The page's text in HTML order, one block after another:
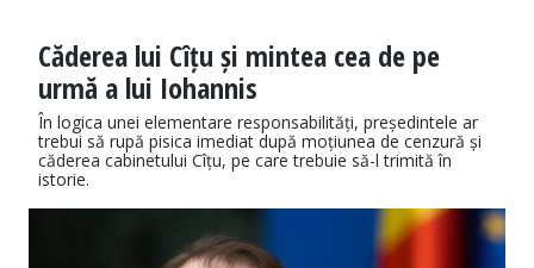
Căderea lui Cîțu și mintea cea de pe
urmă a lui Iohannis
În logica unei elementare responsabilități, președintele ar
trebui să rupă pisica imediat după moțiunea de cenzură și
căderea cabinetului Cîțu, pe care trebuie să-l trimită în
istorie.